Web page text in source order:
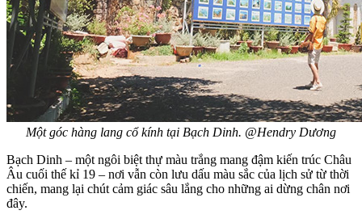
Một góc hàng lang cổ kính tại Bạch Dinh. @Hendry Dương
Bạch Dinh – một ngôi biệt thự màu trắng mang đậm kiến trúc Châu
Âu cuối thế kỉ 19 – nơi vẫn còn lưu dấu màu sắc của lịch sử từ thời
chiến, mang lại chút cảm giác sâu lắng cho những ai dừng chân nơi
đây.